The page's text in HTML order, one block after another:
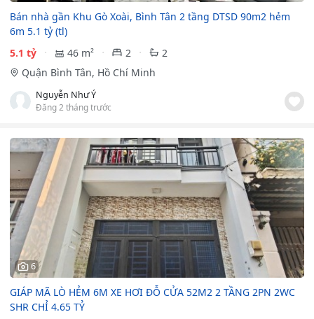
Bán nhà gần Khu Gò Xoài, Bình Tân 2 tầng DTSD 90m2 hẻm
6m 5.1 tỷ (tl)
5.1 tỷ
46 m² 2
2
Quận Bình Tân, Hồ Chí Minh
Nguyễn Như Ý
Đăng 2 tháng trước
6
GIÁP MÃ LÒ HẺM 6M XE HƠI ĐỖ CỬA 52M2 2 TẦNG 2PN 2WC
SHR CHỈ 4.65 TỶ